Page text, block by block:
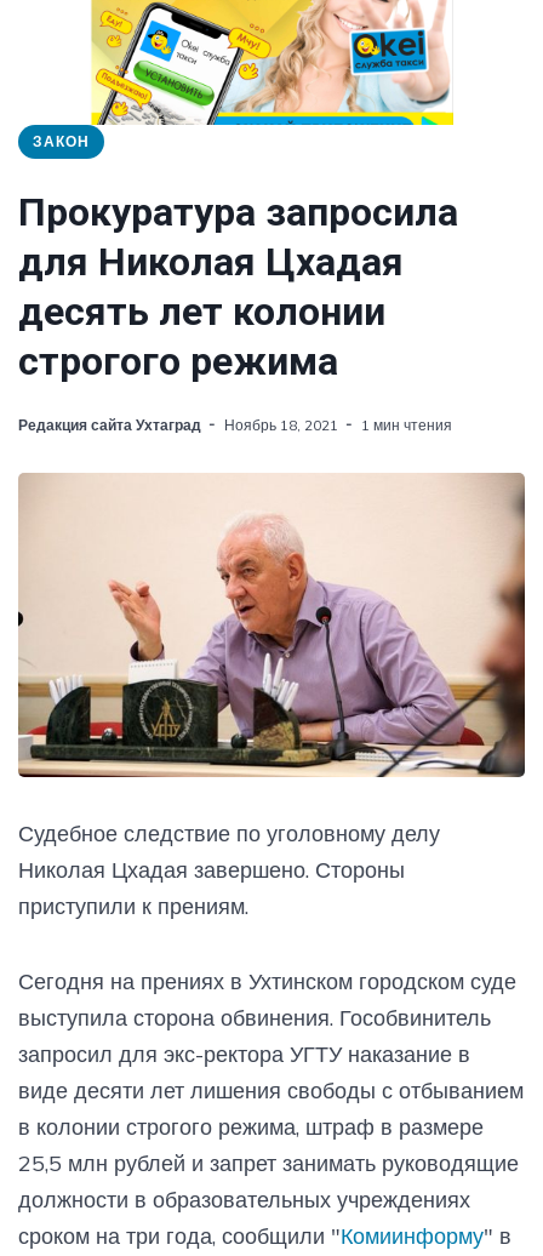
ЗАКОН
Прокуратура запросила
для Николая Цхадая
десять лет колонии
строгого режима
Редакция сайта Ухтаград Ноябрь 18, 2021 1 мин чтения
Судебное следствие по уголовному делу
Николая Цхадая завершено. Стороны
приступили к прениям.
Сегодня на прениях в Ухтинском городском суде
выступила сторона обвинения. Гособвинитель
запросил для экс-ректора УГТУ наказание в
виде десяти лет лишения свободы с отбыванием
в колонии строгого режима, штраф в размере
25,5 млн рублей и запрет занимать руководящие
должности в образовательных учреждениях
сроком на три года, сообщили "Комиинформу" в